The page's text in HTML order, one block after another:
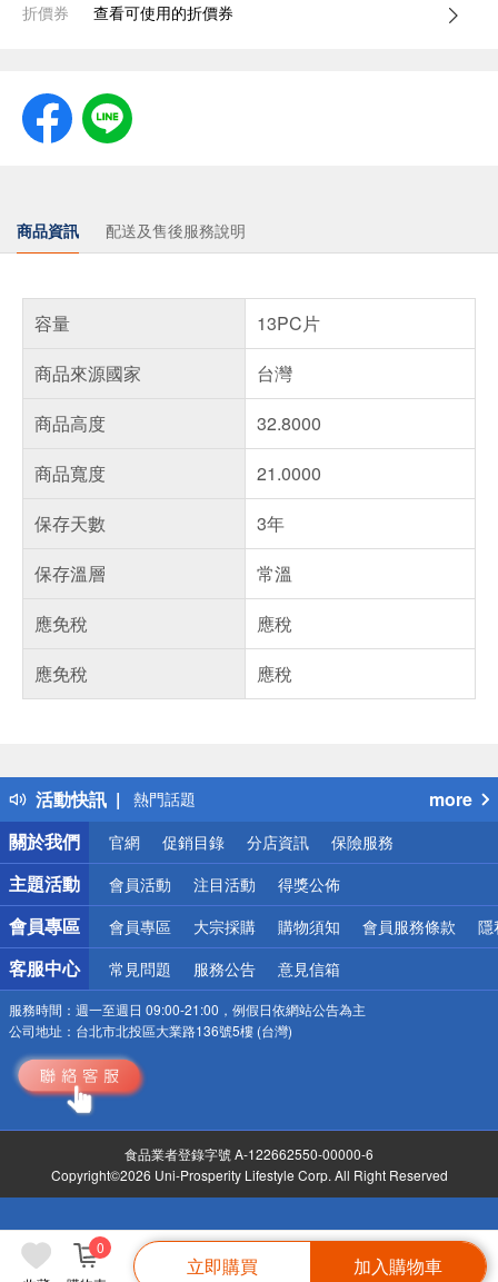
0
立即購買 加入購物車
折價券 查看可使用的折價券
商品資訊 配送及售後服務說明
容量
13PC片
商品來源國家
台灣
商品高度
32.8000
商品寬度
21.0000
保存天數
3年
保存溫層
常溫
應免稅
應稅
應免稅
應稅
活動快訊
得獎公告
熱門話題
銀行優惠
偏遠地區配送
詐騙網頁！請小心！
more
關於我們
官網 促銷目錄 分店資訊 保險服務
主題活動 會員活動 注目活動 得獎公佈
會員專區 會員專區 大宗採購 購物須知 會員服務條款 隱
客服中心 常見問題 服務公告 意見信箱
服務時間： 週一至週日 09:00-21:00，例假日依網站公告為主
公司地址： 台北市北投區大業路136號5樓 (台灣)
食品業者登錄字號 A-122662550-00000-6
Copyright©2026 Uni-Prosperity Lifestyle Corp. All Right Reserved